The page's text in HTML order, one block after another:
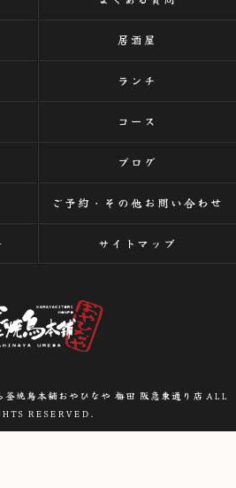
居酒屋
ランチ
コース
ブログ
ご予約・その他お問い合わせ
サイトマップ
焼鳥本舗おやひなや 梅田 阪急東通り店 ALL
RESERVED.